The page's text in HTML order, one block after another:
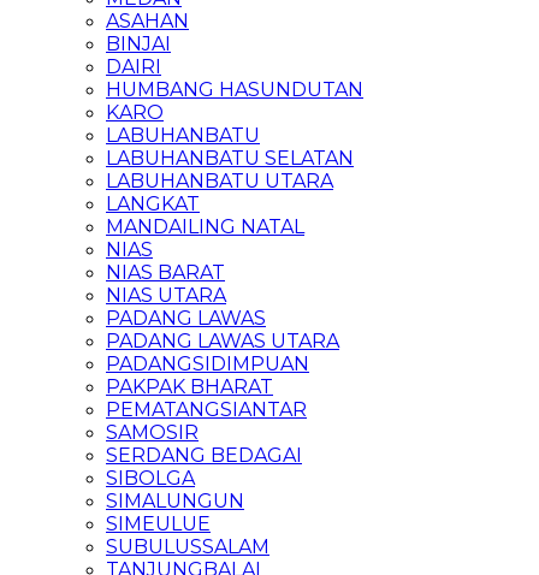
ASAHAN
BINJAI
DAIRI
HUMBANG HASUNDUTAN
KARO
LABUHANBATU
LABUHANBATU SELATAN
LABUHANBATU UTARA
LANGKAT
MANDAILING NATAL
NIAS
NIAS BARAT
NIAS UTARA
PADANG LAWAS
PADANG LAWAS UTARA
PADANGSIDIMPUAN
PAKPAK BHARAT
PEMATANGSIANTAR
SAMOSIR
SERDANG BEDAGAI
SIBOLGA
SIMALUNGUN
SIMEULUE
SUBULUSSALAM
TANJUNGBALAI